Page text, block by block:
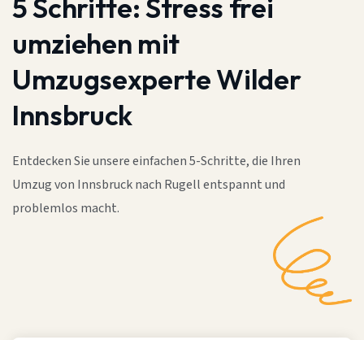
5 Schritte:Stress frei
umziehen mit
Umzugsexperte Wilder
Innsbruck
Entdecken Sie unsere einfachen 5-Schritte, die Ihren
Umzug von Innsbruck nach Rugell entspannt und
problemlos macht.